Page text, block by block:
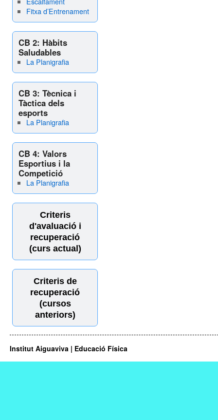
Fitxa d’Entrenament
CB 2: Hàbits
Saludables
La Planigrafia
CB 3: Tècnica i
Tàctica dels
esports
La Planigrafia
CB 4: Valors
Esportius i la
Competició
La Planigrafia
Criteris
d'avaluació i
recuperació
(curs actual)
Criteris de
recuperació
(cursos
anteriors)
Institut Aiguaviva | Educació Física